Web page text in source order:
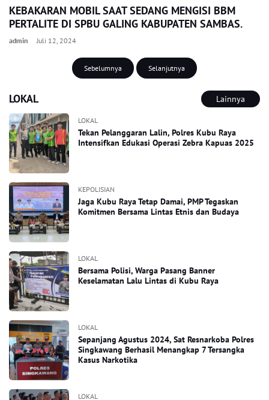
LOKAL Lainnya
LOKAL
Tekan Pelanggaran Lalin, Polres Kubu Raya
Intensifkan Edukasi Operasi Zebra Kapuas 2025
KEPOLISIAN
Jaga Kubu Raya Tetap Damai, PMP Tegaskan
Komitmen Bersama Lintas Etnis dan Budaya
LOKAL
Bersama Polisi, Warga Pasang Banner
Keselamatan Lalu Lintas di Kubu Raya
LOKAL
Sepanjang Agustus 2024, Sat Resnarkoba Polres
Singkawang Berhasil Menangkap 7 Tersangka
Kasus Narkotika
LOKAL
KEBAKARAN MOBIL SAAT SEDANG MENGISI BBM
PERTALITE DI SPBU GALING KABUPATEN SAMBAS.
admin Juli 12, 2024
Sebelumnya Selanjutnya